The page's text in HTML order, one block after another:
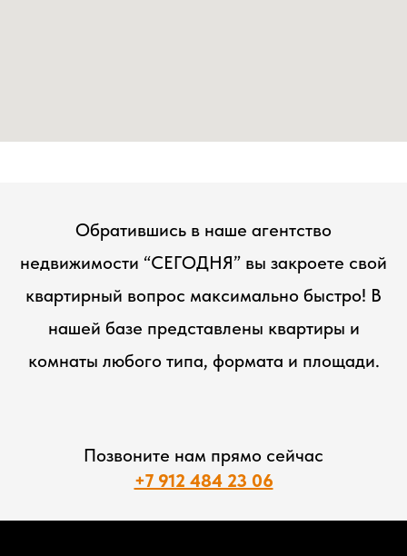
Обратившись в наше агентство
недвижимости “СЕГОДНЯ” вы закроете свой
квартирный вопрос максимально быстро! В
нашей базе представлены квартиры и
комнаты любого типа, формата и площади.
Позвоните нам прямо сейчас
+7 912 484 23 06